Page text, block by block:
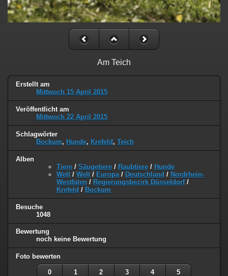
Am Teich
Erstellt am
Mittwoch 15 April 2015
Veröffentlicht am
Mittwoch 22 April 2015
Schlagwörter
Bockum, Hunde, Krefeld , Teich
Alben
Tiere / Säugetiere / Raubtiere / Hunde
Welt / Welt / Europa / Deutschland / Nordrhein-
Westfalen / Regierungsbezirk Düsseldorf/
Krefeld / Bockum
Besuche
1048
Bewertung
noch keine Bewertung
Foto bewerten
0 1 2 3 4 5